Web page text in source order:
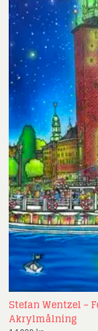
Stefan Wentzel –
Akrylmålning